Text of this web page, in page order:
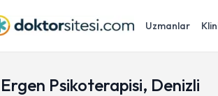
Uzmanlar
Ergen Psikoterapisi, Denizli